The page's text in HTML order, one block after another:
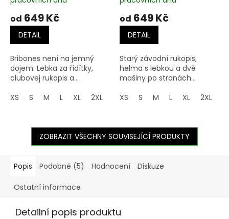
od 649 Kč
DETAIL
Bribones není na jemný
dojem. Lebka za řídítky,
clubovej rukopis a...
XS
S M L XL 2XL 3XL
od 649 Kč
DETAIL
Starý závodní rukopis,
helma s lebkou a dvě
mašiny po stranách...
XS
S M L XL 2XL
ZOBRAZIT VŠECHNY SOUVISEJÍCÍ PRODUKTY
Popis Podobné (5) Hodnocení Diskuze
Ostatní informace
Detailní popis produktu